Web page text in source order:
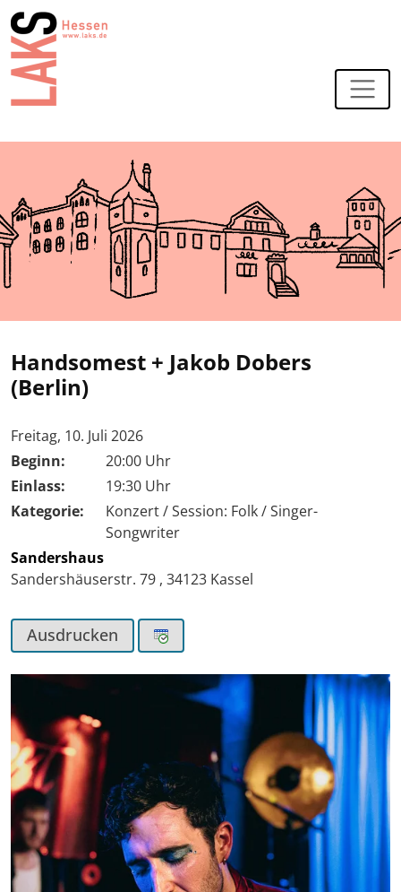
Handsomest + Jakob Dobers
(Berlin)
Tag der Veranstaltung:
Freitag, 10. Juli 2026
Beginn:
20:00 Uhr
Einlass:
19:30 Uhr
Kategorie:
Konzert / Session: Folk / Singer-
Songwriter
Sandershaus
Sandershäuserstr. 79 , 34123 Kassel
Ausdrucken